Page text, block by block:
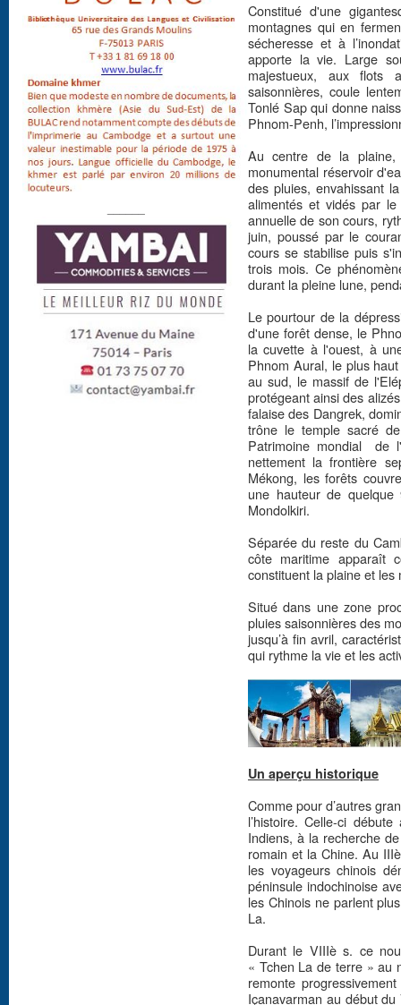
Constitué d'une
montagnes qui en
sécheresse et à
apporte la vie. Large
majestueux, aux flots
saisonnières, coule
Tonlé Sap qui donne
Phnom-Penh,
Au centre de la
monumental réservoir
des pluies, envahissant
alimentés et vidés par
annuelle de son cours,
juin, poussé par le
cours se stabilise puis
trois mois. Ce
durant la pleine lune,
Le pourtour de la
d'une forêt dense, le
la cuvette à l'ouest, à
Phnom Aural, le plus
au sud, le massif de
protégeant ainsi des
falaise des Dangrek,
trône le temple sacré
Patrimoine mondial de
nettement la frontière
Mékong, les forêts
une hauteur de
Mondolkiri.
Séparée du reste du
côte maritime apparaît
constituent la plaine et
Situé dans une zone
pluies saisonnières des
jusqu’à fin avril,
qui rythme la vie et les
Un aperçu historique
Comme pour d’autres
l’histoire. Celle-ci
Indiens, à la recherche
romain et la Chine. Au
les voyageurs chinois
péninsule indochinoise
les Chinois ne parlent
La.
Durant le VIIIè s. ce
« Tchen La de terre » au
remonte
Içanavarman au début